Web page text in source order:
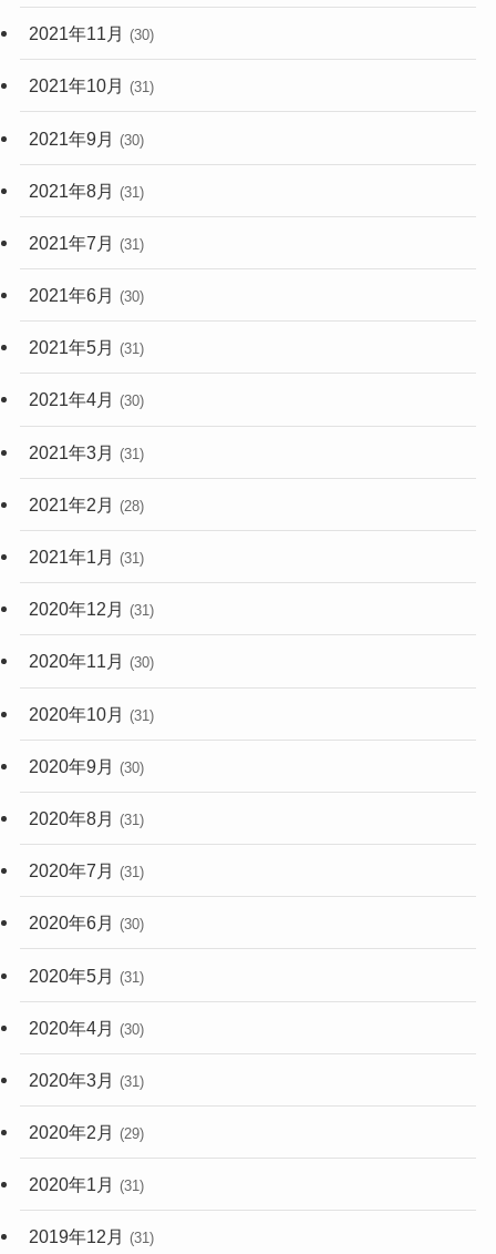
2021年11月 (30)
2021年10月 (31)
2021年9月 (30)
2021年8月 (31)
2021年7月 (31)
2021年6月 (30)
2021年5月 (31)
2021年4月 (30)
2021年3月 (31)
2021年2月 (28)
2021年1月 (31)
2020年12月 (31)
2020年11月 (30)
2020年10月 (31)
2020年9月 (30)
2020年8月 (31)
2020年7月 (31)
2020年6月 (30)
2020年5月 (31)
2020年4月 (30)
2020年3月 (31)
2020年2月 (29)
2020年1月 (31)
2019年12月 (31)